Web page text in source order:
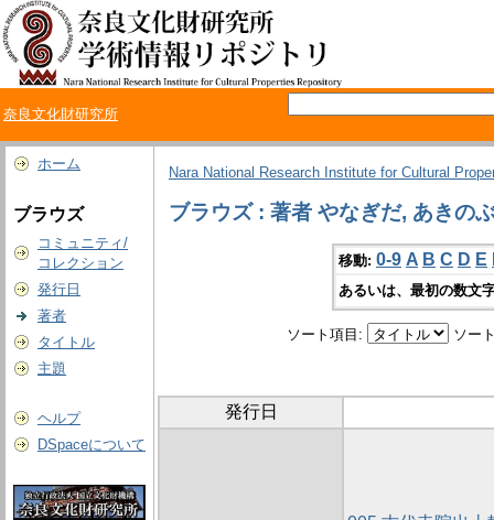
奈良文化財研究所
ホーム
ブラウズ
コミュニティ/
コレクション
発行日
著者
タイトル
主題
ヘルプ
DSpaceについて
Nara National Research Institute for Cultural
ブラウズ : 著者 やなぎだ, あきの
移動: 0-9 A B C D E
あるいは、最初の数文
ソート項目: ソー
発行日